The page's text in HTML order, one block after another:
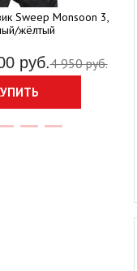
Sweep Monsoon 3,
жёлтый
руб.4 950 руб.